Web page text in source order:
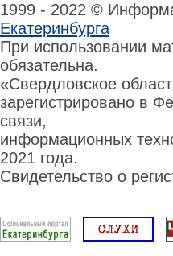
1999 - 2022 ©
Екатеринбурга
При использовании
обязательна.
«Свердловское
зарегистрировано в
связи,
информационных
2021 года.
Свидетельство о